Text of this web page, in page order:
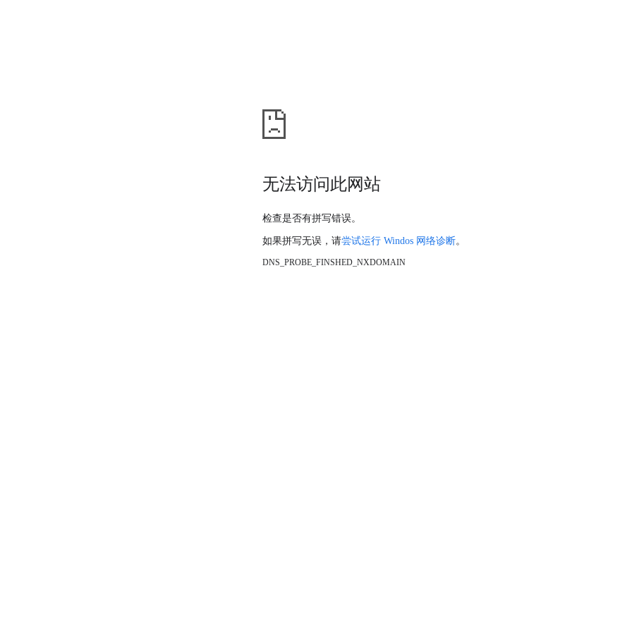
无法访问此网站
检查是否有拼写错误。
如果拼写无误，请尝试运行 Windos 网络诊断。
DNS_PROBE_FINSHED_NXDOMAIN